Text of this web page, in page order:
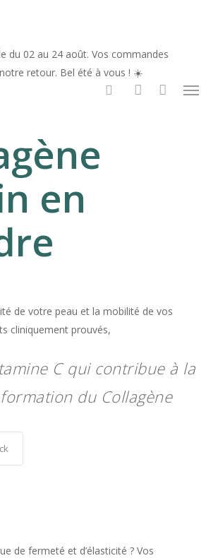
du 02 au 24 août. Vos commandes
retour. Bel été à vous ! ☀️
Menu
marin en poudre
en
de votre peau et la mobilité de vos
cliniquement prouvés,
C qui contribue à la
du Collagène
de fermeté et d’élasticité ? Vos